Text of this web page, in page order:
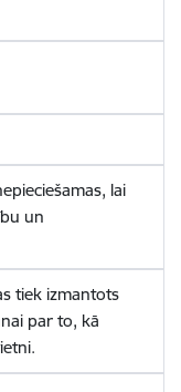
lai
un
tiek izmantots
par to, kā